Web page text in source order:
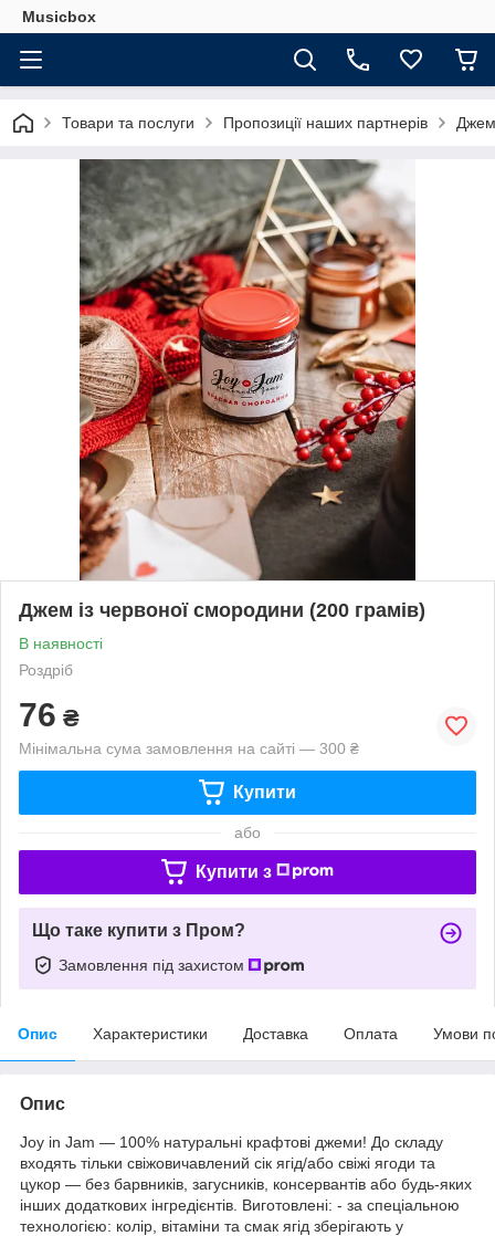
Musicbox
Товари та послуги Пропозиції наших партнерів Джем
Джем із червоної смородини (200 грамів)
В наявності
Роздріб
76 ₴
Мінімальна сума замовлення на сайті — 300 ₴
Купити
або
Купити з
Що таке купити з Пром?
Замовлення під захистом
Опис Характеристики Доставка Оплата Умови
Опис
Joy in Jam — 100% натуральні крафтові джеми! До складу
входять тільки свіжовичавлений сік ягід/або свіжі ягоди та
цукор — без барвників, загусників, консервантів або будь-яких
інших додаткових інгредієнтів. Виготовлені: - за спеціальною
технологією: колір, вітаміни та смак ягід зберігають у